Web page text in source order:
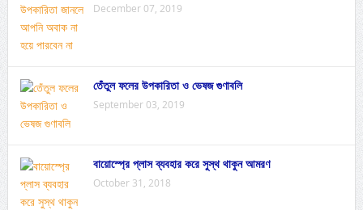
December 07, 2019
তেঁতুল ফলের উপকারিতা ও ভেষজ গুণাবলি
September 03, 2019
বায়োস্প্রে প্লাস ব্যবহার করে সুস্থ থাকুন আমরণ
October 31, 2018